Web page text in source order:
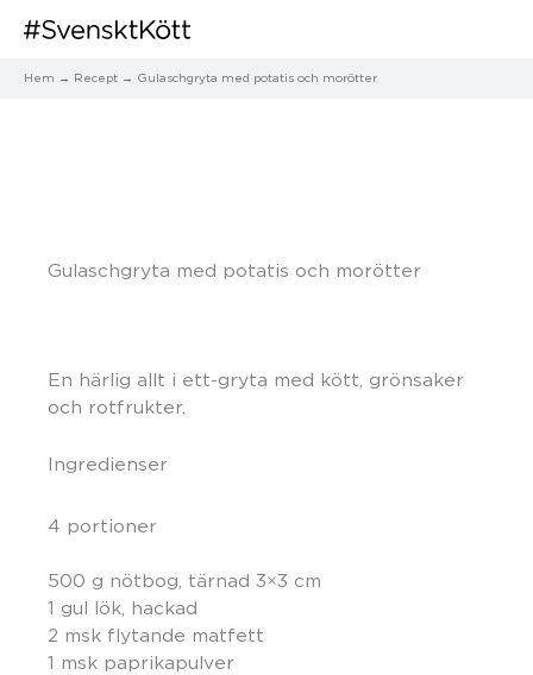
Hem Recept Gulaschgryta med potatis och morötter
Gulaschgryta med potatis och morötter
En härlig allt i ett-gryta med kött, grönsaker
och rotfrukter.
Ingredienser
4 portioner
500 g nötbog, tärnad 3×3 cm
1 gul lök, hackad
2 msk flytande matfett
1 msk paprikapulver